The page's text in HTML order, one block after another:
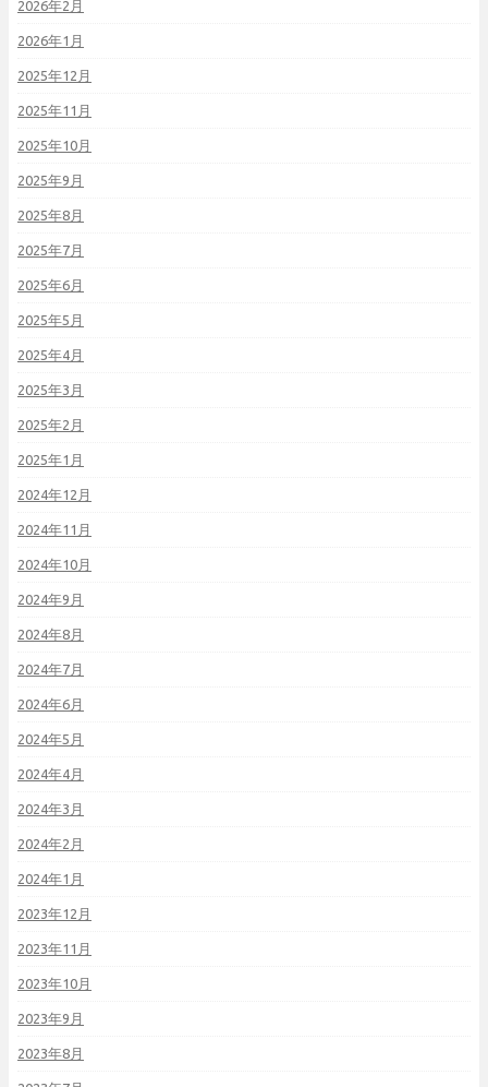
2026年2月
2026年1月
2025年12月
2025年11月
2025年10月
2025年9月
2025年8月
2025年7月
2025年6月
2025年5月
2025年4月
2025年3月
2025年2月
2025年1月
2024年12月
2024年11月
2024年10月
2024年9月
2024年8月
2024年7月
2024年6月
2024年5月
2024年4月
2024年3月
2024年2月
2024年1月
2023年12月
2023年11月
2023年10月
2023年9月
2023年8月